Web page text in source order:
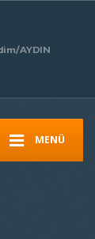
AYDIN
MENÜ